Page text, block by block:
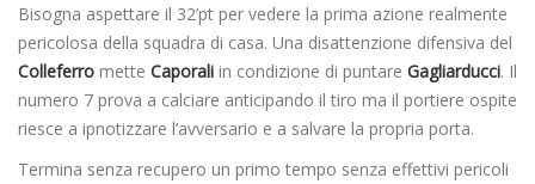
Bisogna aspettare il 32’pt per vedere la prima azione realmente
pericolosa della squadra di casa. Una disattenzione difensiva del
Colleferro mette Caporali in condizione di puntare Gagliarducci. Il
numero 7 prova a calciare anticipando il tiro ma il portiere ospite
riesce a ipnotizzare l’avversario e a salvare la propria porta.
Termina senza recupero un primo tempo senza effettivi pericoli